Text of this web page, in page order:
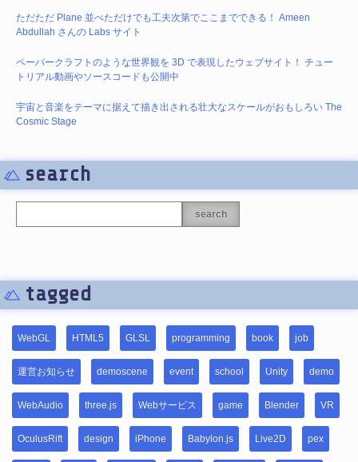
ただただ Plane 並べただけでも工夫次第でここまでできる！ Ameen
Abdullah さんの Labs サイト
ペーパークラフトのような世界観を 3D で表現したウェブサイト！ チュー
トリアル動画やソースコードも公開中
宇宙と音楽をテーマに据えて描き出される壮大なスケールがおもしろい The
Cosmic Stage
search
search
tagged
WebGL HTML5 GLSL programming book job
運営お知らせ demoscene event school Unity demo
WebAudio three.js Webサービス game Blender VR
OculusRift design iPhone Babylon.js Live2D pex